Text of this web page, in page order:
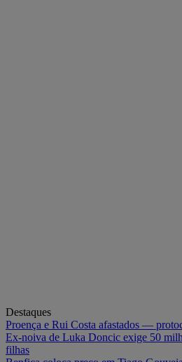
Destaques
Proença e Rui Costa afastados —
Ex-noiva de Luka Doncic exige 50
filhas